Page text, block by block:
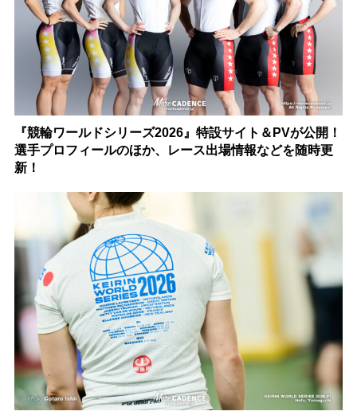
『競輪ワールドシリーズ2026』特設サイト＆PVが公開！
選手プロフィールのほか、レース出場情報などを随時更
新！